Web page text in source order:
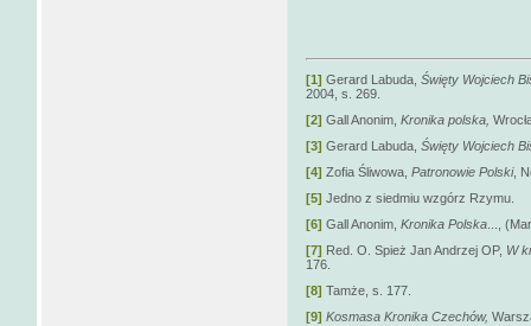
[1] Gerard Labuda, Święty Wojciech
2004, s. 269.
[2] Gall Anonim, Kronika polska,
[3] Gerard Labuda, Święty Wojciech
[4] Zofia Śliwowa, Patronowie Polski,
[5] Jedno z siedmiu wzgórz Rzymu.
[6] Gall Anonim, Kronika Polska ...,
[7] Red. O. Spież Jan Andrzej OP, W
176.
[8] Tamże, s. 177.
[9] Kosmasa Kronika Czechów,